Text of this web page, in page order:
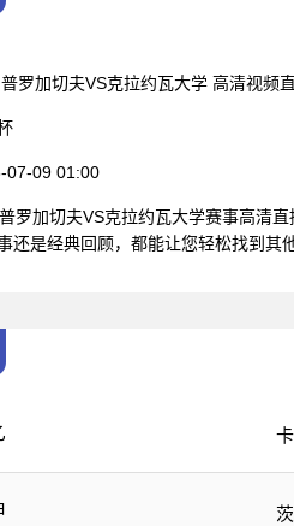
罗加切夫VS克拉约瓦大学 高清视频
07-09 01:00
罗加切夫VS克拉约瓦大学赛事高清
还是经典回顾，都能让您轻松找到其